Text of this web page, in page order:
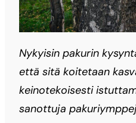
Nykyisin pakurin
että sitä koitetaan
keinotekoisesti
sanottuja